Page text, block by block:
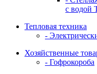
с водой
Тепловая техника
-
Хозяйственные
- Гофрокороба